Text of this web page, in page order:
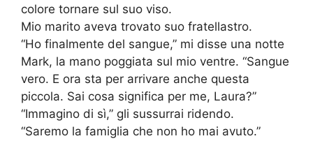
colore tornare sul suo viso.
Mio marito aveva trovato suo fratellastro.
“Ho finalmente del sangue,” mi disse una notte
Mark, la mano poggiata sul mio ventre. “Sangue
vero. E ora sta per arrivare anche questa
piccola. Sai cosa significa per me, Laura?”
“Immagino di sì,” gli sussurrai ridendo.
“Saremo la famiglia che non ho mai avuto.”